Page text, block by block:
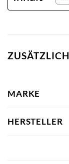
MARKE
HERSTELLER